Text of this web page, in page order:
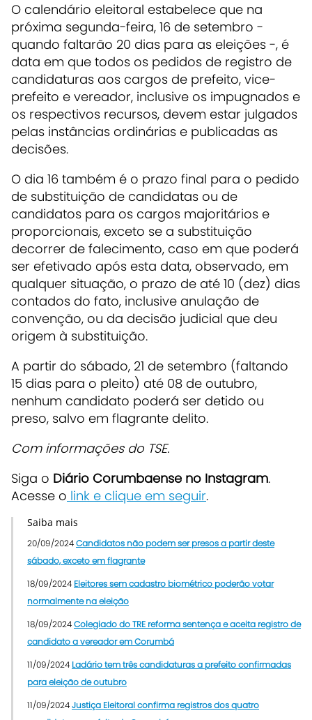
O calendário eleitoral estabelece que na
próxima segunda-feira, 16 de setembro -
quando faltarão 20 dias para as eleições -, é
data em que todos os pedidos de registro de
candidaturas aos cargos de prefeito, vice-
prefeito e vereador, inclusive os impugnados e
os respectivos recursos, devem estar julgados
pelas instâncias ordinárias e publicadas as
decisões.
O dia 16 também é o prazo final para o pedido
de substituição de candidatas ou de
candidatos para os cargos majoritários e
proporcionais, exceto se a substituição
decorrer de falecimento, caso em que poderá
ser efetivado após esta data, observado, em
qualquer situação, o prazo de até 10 (dez) dias
contados do fato, inclusive anulação de
convenção, ou da decisão judicial que deu
origem à substituição.
A partir do sábado, 21 de setembro (faltando
15 dias para o pleito) até 08 de outubro,
nenhum candidato poderá ser detido ou
preso, salvo em flagrante delito.
Com informações do TSE.
Siga o Diário Corumbaense no Instagram.
Acesse o link e clique em seguir.
Saiba mais
20/09/2024Candidatos não podem ser presos a partir deste
sábado, exceto em flagrante
18/09/2024 Eleitores sem cadastro biométrico poderão votar
normalmente na eleição
18/09/2024Colegiado do TRE reforma sentença e aceita registro de
candidato a vereador em Corumbá
11/09/2024 Ladário tem três candidaturas a prefeito confirmadas
para eleição de outubro
11/09/2024Justiça Eleitoral confirma registros dos quatro